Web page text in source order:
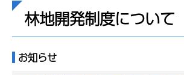
林地開発制度について
お知らせ